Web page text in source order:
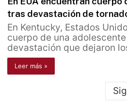
tras devastación de
En Kentucky, Estados
cuerpo de una
devastación que dejaron
Leer más »